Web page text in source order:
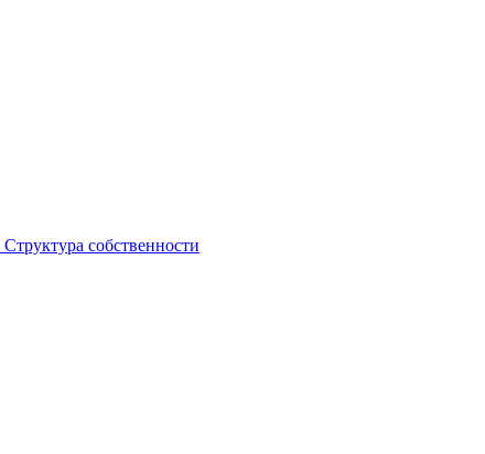
Структура собственности